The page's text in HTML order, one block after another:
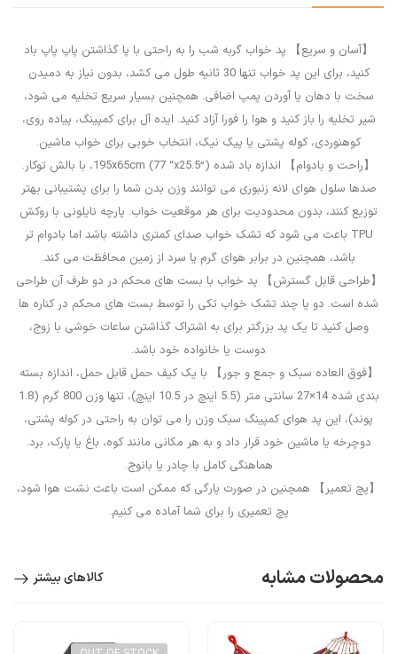
【آسان و سریع】 پد خواب گربه شب را به راحتی با پا گذاشتن پاپ پاپ باد
کنید، برای این پد خواب تنها 30 ثانیه طول می کشد، بدون نیاز به دمیدن
سخت با دهان یا آوردن پمپ اضافی. همچنین بسیار سریع تخلیه می شود،
شیر تخلیه را باز کنید و هوا را فورا آزاد کنید. ایده آل برای کمپینگ، پیاده روی،
کوهنوردی، کوله پشتی یا پیک نیک، انتخاب خوبی برای خواب ماشین.
【راحت و بادوام】 اندازه باد شده 195x65cm (77 “x25.5”)، با بالش توکار.
صدها سلول هوای لانه زنبوری می توانند وزن بدن شما را برای پشتیبانی بهتر
توزیع کنند، بدون محدودیت برای هر موقعیت خواب. پارچه نایلونی با روکش
TPU باعث می شود که تشک خواب صدای کمتری داشته باشد اما بادوام تر
باشد، همچنین در برابر هوای گرم یا سرد از زمین محافظت می کند.
【طراحی قابل گسترش】 پد خواب با بست های محکم در دو طرف آن طراحی
شده است. دو یا چند تشک خواب تکی را توسط بست های محکم در کناره ها
وصل کنید تا یک پد بزرگتر برای به اشتراک گذاشتن ساعات خوشی با زوج،
دوست یا خانواده خود باشد.
【فوق العاده سبک و جمع و جور】 با یک کیف حمل قابل حمل، اندازه بسته
بندی شده 14×27 سانتی متر (5.5 اینچ در 10.5 اینچ)، تنها وزن 800 گرم (1.8
پوند)، این پد هوای کمپینگ سبک وزن را می توان به راحتی در کوله پشتی،
دوچرخه یا ماشین خود قرار داد و به هر مکانی مانند کوه، باغ یا پارک، برد.
هماهنگی کامل با چادر یا بانوج.
【پچ تعمیر】 همچنین در صورت پارگی که ممکن است باعث نشت هوا شود،
پچ تعمیری را برای شما آماده می کنیم.
محصولات مشابه کالاهای بیشتر